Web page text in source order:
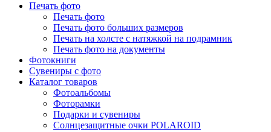
Печать фото
Печать фото
Печать фото больших размеров
Печать на холсте с натяжкой на подрамник
Печать фото на документы
Фотокниги
Сувениры с фото
Каталог товаров
Фотоальбомы
Фоторамки
Подарки и сувениры
Солнцезащитные очки POLAROID